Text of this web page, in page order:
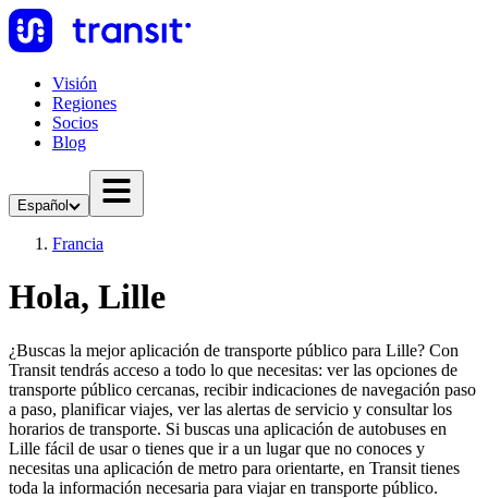
Visión
Regiones
Socios
Blog
Español
Francia
Hola, Lille
¿Buscas la mejor aplicación de transporte público para Lille? Con
Transit tendrás acceso a todo lo que necesitas: ver las opciones de
transporte público cercanas, recibir indicaciones de navegación paso
a paso, planificar viajes, ver las alertas de servicio y consultar los
horarios de transporte. Si buscas una aplicación de autobuses en
Lille fácil de usar o tienes que ir a un lugar que no conoces y
necesitas una aplicación de metro para orientarte, en Transit tienes
toda la información necesaria para viajar en transporte público.